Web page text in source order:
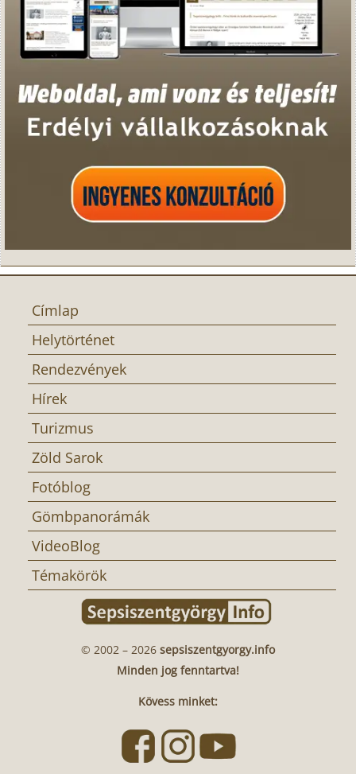
Címlap
Helytörténet
Rendezvények
Hírek
Turizmus
Zöld Sarok
Fotóblog
Gömbpanorámák
VideoBlog
Témakörök
© 2002 – 2026 sepsiszentgyorgy.info
Minden jog fenntartva!
Kövess minket: